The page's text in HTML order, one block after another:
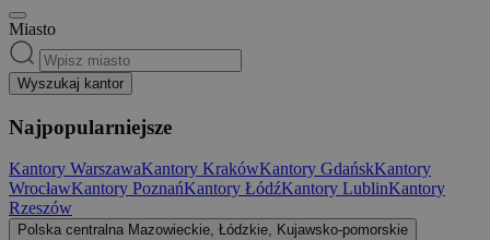
Miasto
Wyszukaj kantor
Najpopularniejsze
Kantory WarszawaKantory KrakówKantory GdańskKantory
WrocławKantory PoznańKantory ŁódźKantory LublinKantory
Rzeszów
Polska centralna Mazowieckie, Łódzkie, Kujawsko-pomorskie